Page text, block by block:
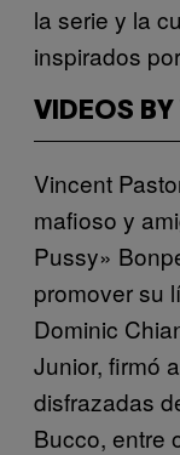
la serie y la
inspirados
VIDEOS BY
Vincent
mafioso y
Pussy»
promover su
Dominic
Junior, firmó
disfrazadas
Bucco, entre